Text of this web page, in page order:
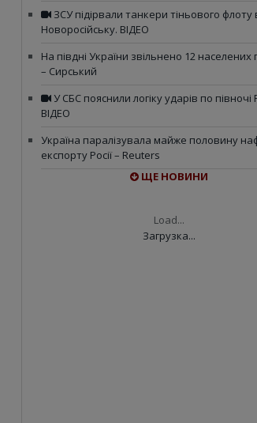
ЗСУ підірвали танкери тіньового флоту
Новоросійську. ВІДЕО
На півдні України звільнено 12 населених
– Сирський
У СБС пояснили логіку ударів по півночі
ВІДЕО
Україна паралізувала майже половину
експорту Росії – Reuters
ЩЕ НОВИНИ
Load...
Загрузка...